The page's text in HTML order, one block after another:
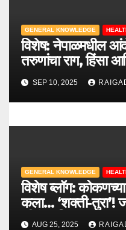
o
n
GENERAL KNOWLEDGE
विशेष: नेपाळमधील
तरुणांचा राग, हिंसा
सल्ला.
SEP 10, 2025
GENERAL KNOWLEDGE
विशेष ब्लॉग:
कला… ‘शक्ती-तुरा’!
जीवंत इतिहास.
AUG 25, 2025